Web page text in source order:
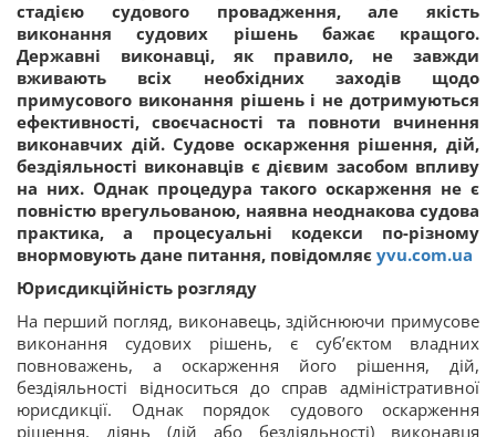
стадією судового провадження, але якість
виконання судових рішень бажає кращого.
Державні виконавці, як правило, не завжди
вживають всіх необхідних заходів щодо
примусового виконання рішень і не дотримуються
ефективності, своєчасності та повноти вчинення
виконавчих дій. Судове оскарження рішення, дій,
бездіяльності виконавців є дієвим засобом впливу
на них. Однак процедура такого оскарження не є
повністю врегульованою, наявна неоднакова судова
практика, а процесуальні кодекси по-різному
внормовують дане питання, повідомляє yvu.com.ua
Юрисдикційність розгляду
На перший погляд, виконавець, здійснюючи примусове
виконання судових рішень, є суб’єктом владних
повноважень, а оскарження його рішення, дій,
бездіяльності відноситься до справ адміністративної
юрисдикції. Однак порядок судового оскарження
рішення, діянь (дій або бездіяльності) виконавця